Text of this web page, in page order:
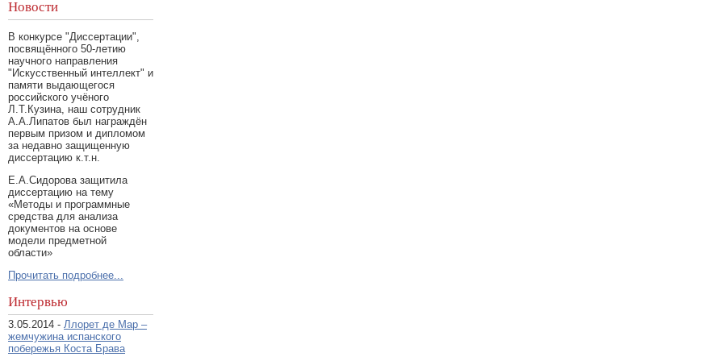
Новости
В конкурсе "Диссертации",
посвящённого 50-летию
научного направления
"Искусственный интеллект" и
памяти выдающегося
российского учёного
Л.Т.Кузина, наш сотрудник
А.А.Липатов был награждён
первым призом и дипломом
за недавно защищенную
диссертацию к.т.н.
Е.А.Сидорова защитила
диссертацию на тему
«Методы и программные
средства для анализа
документов на основе
модели предметной
области»
Прочитать подробнее...
Интервью
3.05.2014 - Ллорет де Мар –
жемчужина испанского
побережья Коста Брава